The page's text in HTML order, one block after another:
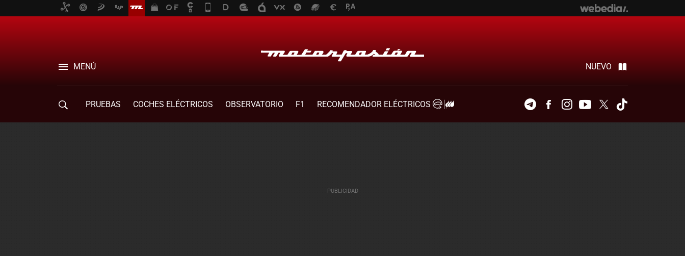
MENÚ NUEVO
PRUEBAS COCHES ELÉCTRICOS OBSERVATORIO F1
RECOMENDADOR ELÉCTRICOS
TelegramFacebookInstagramYoutubeTwitter